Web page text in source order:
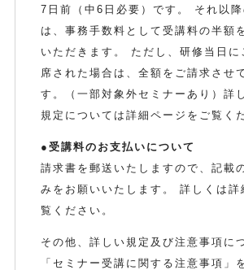
7日前（中6日必要）です。 それ以
は、事務手数料として受講料の半額
いただきます。 ただし、研修当日に
席された場合は、全額をご請求させ
す。（一部対象外セミナーあり）詳
規定については詳細ページをご覧く
●受講料のお支払いについて
請求書を郵送いたしますので、記載
みをお願いいたします。 詳しくは詳
覧ください。
その他、詳しい規定及び注意事項に
「セミナー受講に関する注意事項」